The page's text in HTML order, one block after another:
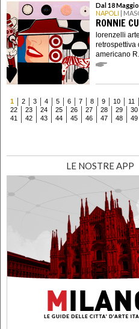
Dal 18
NAPOLI |
RONNIE
lorenzelli
retrospettiva
americano
1 2 3 4 5 6 7 8 9 10 11
22
23 24 25 26 27 28 29 30
41
42 43 44 45 46 47 48 49
LE NOSTRE APP